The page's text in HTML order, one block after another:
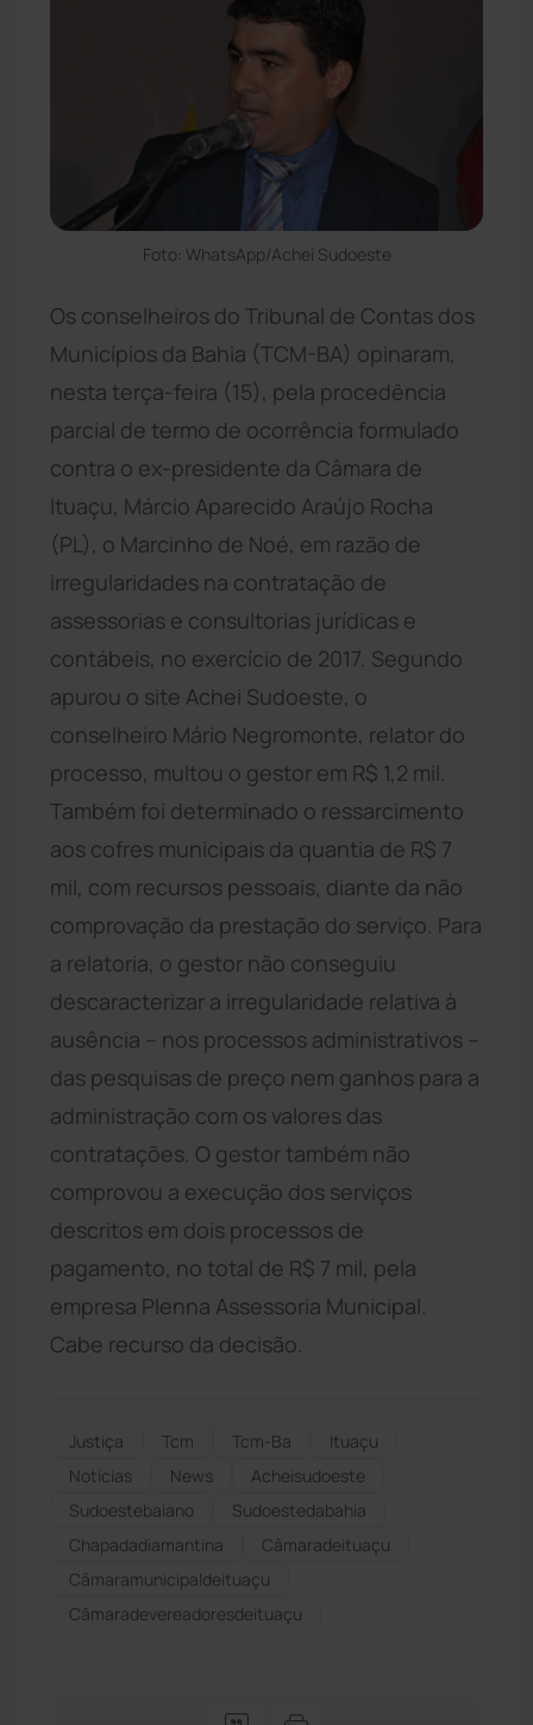
Foto: WhatsApp/Achei Sudoeste
Os conselheiros do Tribunal de Contas dos
Municípios da Bahia (TCM-BA) opinaram,
nesta terça-feira (15), pela procedência
parcial de termo de ocorrência formulado
contra o ex-presidente da Câmara de
Ituaçu, Márcio Aparecido Araújo Rocha
(PL), o Marcinho de Noé, em razão de
irregularidades na contratação de
assessorias e consultorias jurídicas e
contábeis, no exercício de 2017. Segundo
apurou o site Achei Sudoeste, o
conselheiro Mário Negromonte, relator do
processo, multou o gestor em R$ 1,2 mil.
Também foi determinado o ressarcimento
aos cofres municipais da quantia de R$ 7
mil, com recursos pessoais, diante da não
comprovação da prestação do serviço. Para
a relatoria, o gestor não conseguiu
descaracterizar a irregularidade relativa à
ausência – nos processos administrativos –
das pesquisas de preço nem ganhos para a
administração com os valores das
contratações. O gestor também não
comprovou a execução dos serviços
descritos em dois processos de
pagamento, no total de R$ 7 mil, pela
empresa Plenna Assessoria Municipal.
Cabe recurso da decisão.
Justiça Tcm Tcm-Ba
Ituaçu
Notícias
News
Acheisudoeste
Sudoestebaiano
Sudoestedabahia
Chapadadiamantina
Câmaradeituaçu
Câmaramunicipaldeituaçu
Câmaradevereadoresdeituaçu